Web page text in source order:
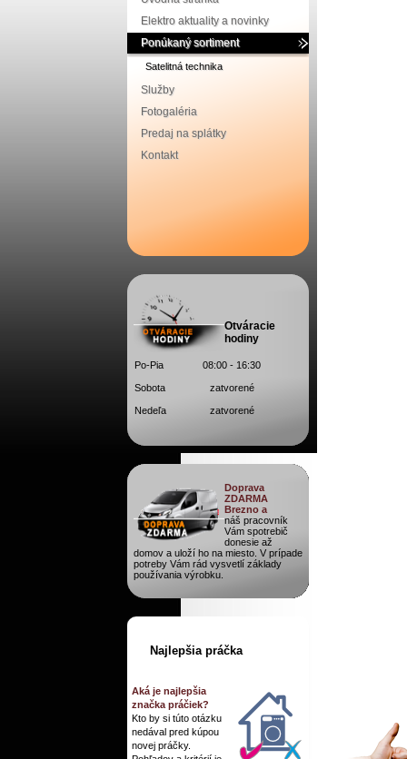
Elektro aktuality a novinky
Ponúkaný sortiment
Satelitná technika
Služby
Fotogaléria
Predaj na splátky
Kontakt
Otváracie
hodiny
Po-Pia 08:00 - 16:30
Sobota zatvorené
Nedeľa zatvorené
Doprava
ZDARMA
Brezno a
náš pracovník
Vám spotrebič
donesie až
domov a uloží ho na miesto. V prípade
potreby Vám rád vysvetlí základy
používania výrobku.
Najlepšia práčka
Aká je najlepšia
značka práčiek?
Kto by si túto otázku
nedával pred kúpou
novej práčky.